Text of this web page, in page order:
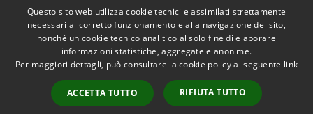
RSS
Accessibilità
Copyright © 2026 • Comune di
Municipium•
Accesso
redazione
Questo sito web utilizza cookie tecnici e assimilati strettamente
necessari al corretto funzionamento e alla navigazione del sito,
nonché un cookie tecnico analitico al solo fine di elaborare
informazioni statistiche, aggregate e anonime.
Per maggiori dettagli, può consultare la cookie policy al seguente link
ACCETTA TUTTO RIFIUTA TUTTO